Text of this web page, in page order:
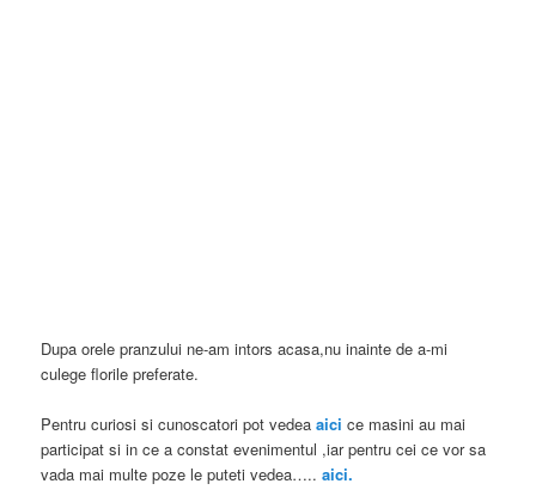
Dupa orele pranzului ne-am intors acasa,nu inainte de a-mi
culege florile preferate.
Pentru curiosi si cunoscatori pot vedeaaici ce masini au mai
participat si in ce a constat evenimentul ,iar pentru cei ce vor sa
vada mai multe poze le puteti vedea….. aici.